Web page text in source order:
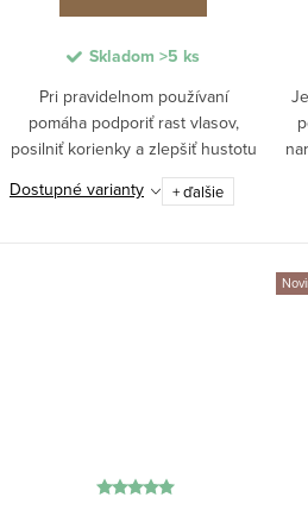
Skladom >5 ks
Pri pravidelnom používaní
pomáha podporiť rast vlasov,
posilniť korienky a zlepšiť hustotu
účesu. Kofeín stimuluje pokožku
hlavy, glycerín chráni pred
Dostupné varianty + ďalšie